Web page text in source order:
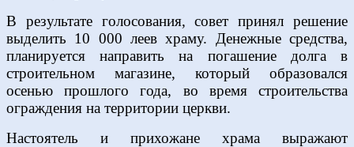
В результате голосования, совет принял решение
выделить 10 000 леев храму. Денежные средства,
планируется направить на погашение долга в
строительном магазине, который образовался
осенью прошлого года, во время строительства
ограждения на территории церкви.
Настоятель и прихожане храма выражают